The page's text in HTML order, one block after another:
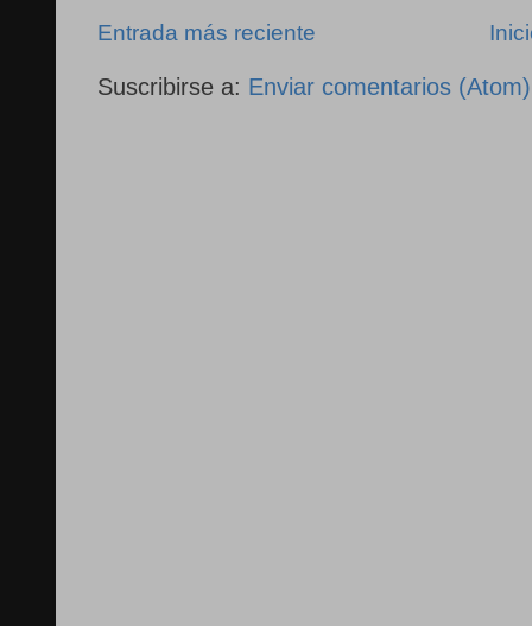
Entrada más reciente
Suscribirse a: Enviar comentarios (Atom)